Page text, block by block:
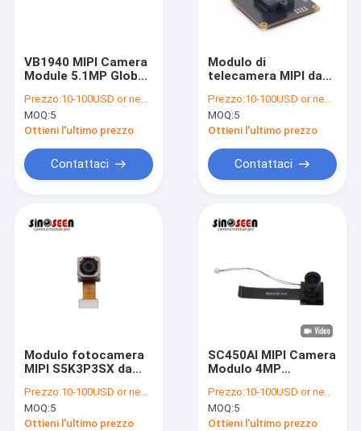
Mostra VR
Controllo di qualità
VB1940 MIPI Camera
Module 5.1MP Global
Automotive
Prezzo:10-100USD or negotiable
MOQ:5
Ottieni l'ultimo prezzo
Contattaci
Modulo di
telecamera MIPI da
visione artificiale
industriale
Prezzo:10-100USD or negotiable
MOQ:5
Ottieni l'ultimo prezzo
Contattaci
Modulo fotocamera
MIPI S5K3P3SX da
Home e Droni
Prezzo:10-100USD or negotiable
MOQ:5
Ottieni l'ultimo prezzo
SC450AI MIPI Camera
Modulo 4MP
migliorato
Prezzo:10-100USD or negotiable
MOQ:5
Ottieni l'ultimo prezzo